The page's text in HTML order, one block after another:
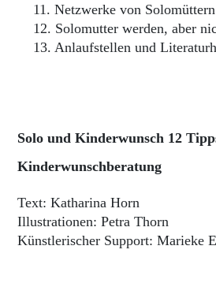
11. Netzwerke von Solomüttern
12. Solomutter werden, aber
13. Anlaufstellen und
Solo und Kinderwunsch 12
Kinderwunschberatung
Text: Katharina Horn
Illustrationen: Petra Thorn
Künstlerischer Support: Marieke